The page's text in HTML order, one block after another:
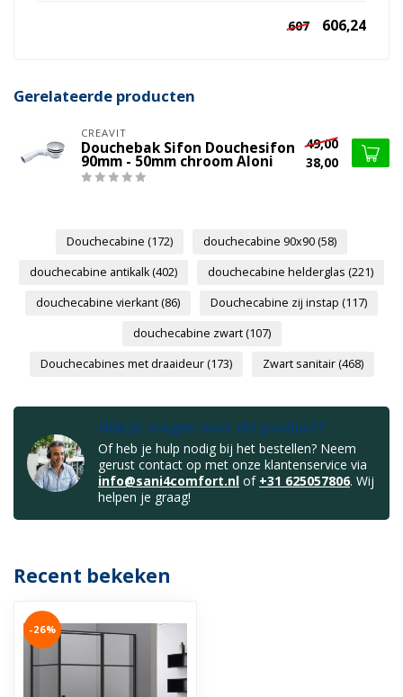
607 606,24
Gerelateerde producten
CREAVIT
Douchebak Sifon Douchesifon
90mm - 50mm chroom Aloni
49,00
38,00
Douchecabine (172) douchecabine 90x90(58)
douchecabine antikalk(402) douchecabine helderglas (221)
douchecabine vierkant(86) Douchecabine zij instap (117)
douchecabine zwart(107)
Douchecabines met draaideur(173) Zwart sanitair(468)
Heb je vragen over dit product?
Of heb je hulp nodig bij het bestellen? Neem
gerust contact op met onze klantenservice via
info@sani4comfort.nl of +31 625057806. Wij
helpen je graag!
Recent bekeken
-26%